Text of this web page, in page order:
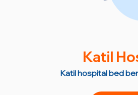
Katil
Katil hospital bed